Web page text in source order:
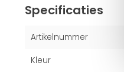
Specificaties
Artikelnummer
Kleur